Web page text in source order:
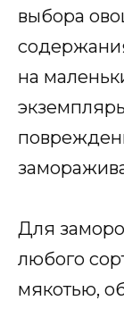
выбора
на
Для
любого
мякотью,